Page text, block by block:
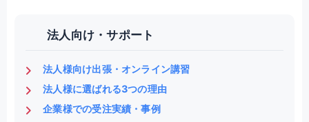
法人向け・サポート
法人様向け出張・オンライン講習
法人様に選ばれる3つの理由
企業様での受注実績・事例